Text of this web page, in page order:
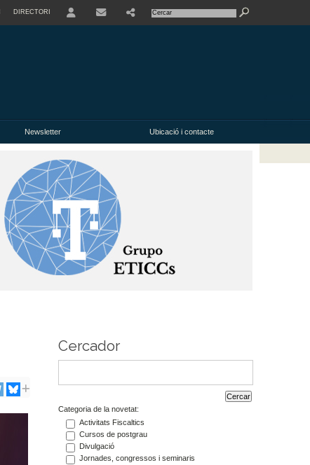
DIRECTORI
Newsletter Ubicació i contacte
Cercador
Categoria de la novetat:
Activitats Fiscaltics
Cursos de postgrau
Divulgació
Jornades, congressos i seminaris